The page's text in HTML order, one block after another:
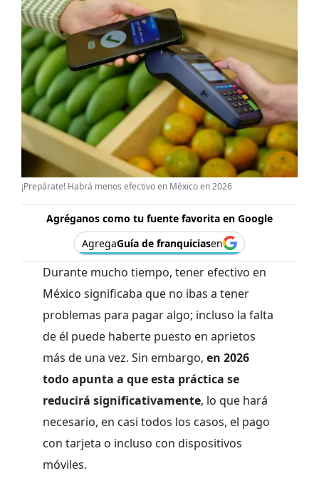
¡Prepárate! Habrá menos efectivo en México en 2026
Agréganos como tu fuente favorita en Google
AgregaGuía de franquiciasen
Durante mucho tiempo, tener efectivo en
México significaba que no ibas a tener
problemas para pagar algo; incluso la falta
de él puede haberte puesto en aprietos
más de una vez. Sin embargo, en 2026
todo apunta a que esta práctica se
reducirá significativamente, lo que hará
necesario, en casi todos los casos, el pago
con tarjeta o incluso con dispositivos
móviles.